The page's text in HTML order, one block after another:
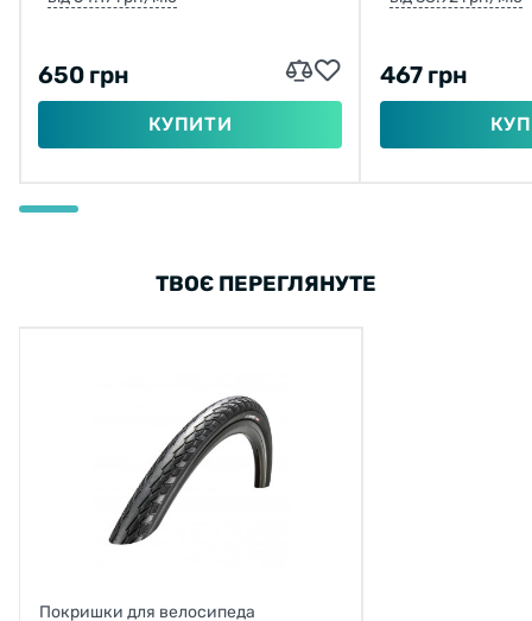
650 грн
КУПИТИ
467 грн
ТВОЄ ПЕРЕГЛЯНУТЕ
Покришки для велосипеда